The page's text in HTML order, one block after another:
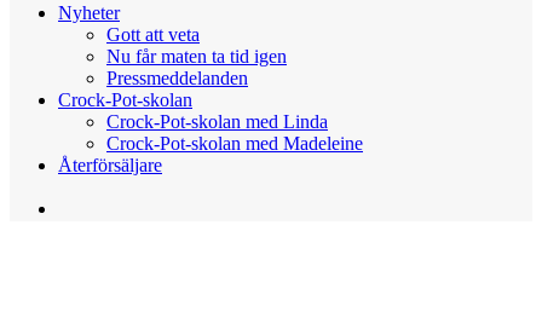
Nyheter
Gott att veta
Nu får maten ta tid igen
Pressmeddelanden
Crock-Pot-skolan
Crock-Pot-skolan med Linda
Crock-Pot-skolan med Madeleine
Återförsäljare